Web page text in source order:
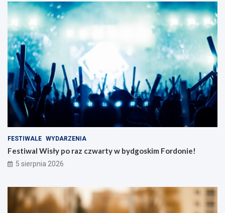
FESTIWALE WYDARZENIA
Festiwal Wisły po raz czwarty w bydgoskim Fordonie!
5 sierpnia 2026